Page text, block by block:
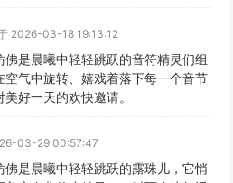
2026-03-18 19:13:12
佛是晨曦中轻轻跳跃的音符精灵们组
空气中旋转、嬉戏着落下每一个音节
好一天的欢快邀请。
03-29 00:57:47
佛是晨曦中轻轻跳跃的露珠儿，它悄